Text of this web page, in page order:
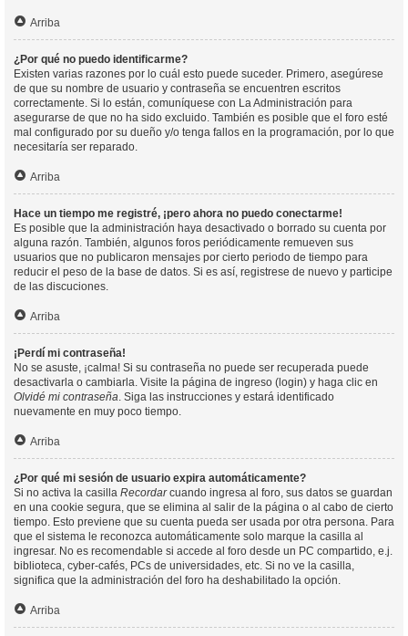
Arriba
¿Por qué no puedo identificarme?
Existen varias razones por lo cuál esto puede suceder. Primero, asegúrese
de que su nombre de usuario y contraseña se encuentren escritos
correctamente. Si lo están, comuníquese con La Administración para
asegurarse de que no ha sido excluido. También es posible que el foro esté
mal configurado por su dueño y/o tenga fallos en la programación, por lo que
necesitaría ser reparado.
Arriba
Hace un tiempo me registré, ¡pero ahora no puedo conectarme!
Es posible que la administración haya desactivado o borrado su cuenta por
alguna razón. También, algunos foros periódicamente remueven sus
usuarios que no publicaron mensajes por cierto periodo de tiempo para
reducir el peso de la base de datos. Si es así, registrese de nuevo y participe
de las discuciones.
Arriba
¡Perdí mi contraseña!
No se asuste, ¡calma! Si su contraseña no puede ser recuperada puede
desactivarla o cambiarla. Visite la página de ingreso (login) y haga clic en
Olvidé mi contraseña. Siga las instrucciones y estará identificado
nuevamente en muy poco tiempo.
Arriba
¿Por qué mi sesión de usuario expira automáticamente?
Si no activa la casilla Recordarcuando ingresa al foro, sus datos se guardan
en una cookie segura, que se elimina al salir de la página o al cabo de cierto
tiempo. Esto previene que su cuenta pueda ser usada por otra persona. Para
que el sistema le reconozca automáticamente solo marque la casilla al
ingresar. No es recomendable si accede al foro desde un PC compartido, e.j.
biblioteca, cyber-cafés, PCs de universidades, etc. Si no ve la casilla,
significa que la administración del foro ha deshabilitado la opción.
Arriba